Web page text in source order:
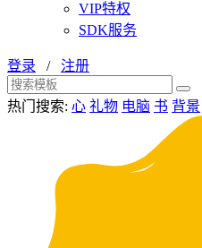
VIP特权
SDK服务
登录 / 注册
热门搜索: 心 礼物 电脑 书 背景